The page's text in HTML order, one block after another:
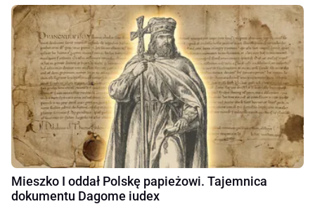
Mieszko I oddał Polskę papieżowi. Tajemnica
dokumentu Dagome iudex